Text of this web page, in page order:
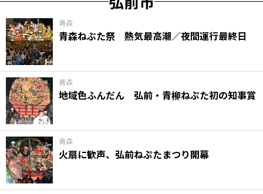
青森
青森ねぶた祭 熱気最高潮／夜間運行最終日
青森
地域色ふんだん 弘前・青柳ねぷた初の知事賞
青森
火扇に歓声、弘前ねぷたまつり開幕